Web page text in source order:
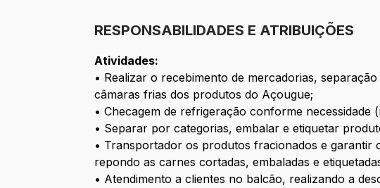
RESPONSABILIDADES E ATRIBUIÇÕES
Atividades:
• Realizar o recebimento de mercadorias,
câmaras frias dos produtos do Açougue;
• Checagem de refrigeração conforme necessidade
• Separar por categorias, embalar e etiquetar
• Transportador os produtos fracionados e garantir
repondo as carnes cortadas, embaladas e
• Atendimento a clientes no balcão, realizando a